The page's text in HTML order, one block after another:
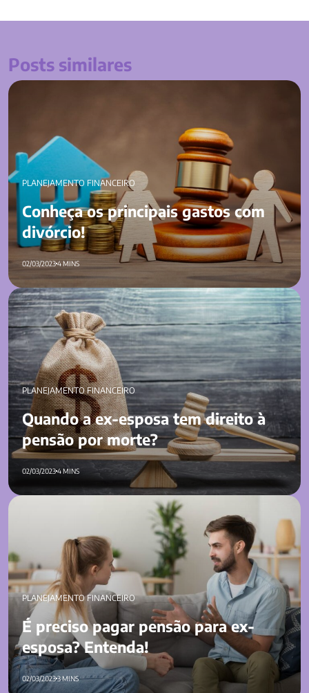
Posts similares
Conheça os principais gastos com divórcio!
PLANEJAMENTO FINANCEIRO
Conheça os principais gastos com
divórcio!
02/03/20234 MINS
Quando a ex-esposa tem direito à pensão por morte?
PLANEJAMENTO FINANCEIRO
Quando a ex-esposa tem direito à
pensão por morte?
02/03/20234 MINS
É preciso pagar pensão para ex-esposa? Entenda!
PLANEJAMENTO FINANCEIRO
É preciso pagar pensão para ex-
esposa? Entenda!
02/03/20233 MINS